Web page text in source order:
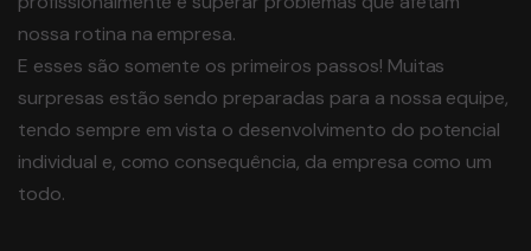
nossa rotina na empresa.
E esses são somente os primeiros passos! Muitas
surpresas estão sendo preparadas para a nossa equipe,
tendo sempre em vista o desenvolvimento do potencial
individual e, como consequência, da empresa como um
todo.